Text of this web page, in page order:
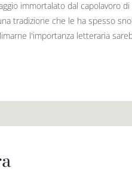
immortalato dal capolavoro
tradizione che le ha spesso
l'importanza letteraria